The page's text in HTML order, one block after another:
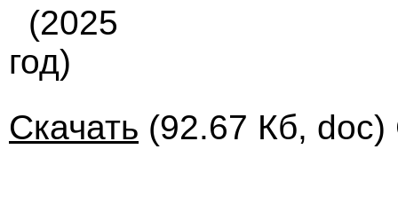
(2025
год)
Скачать (92.67 Кб, doc)